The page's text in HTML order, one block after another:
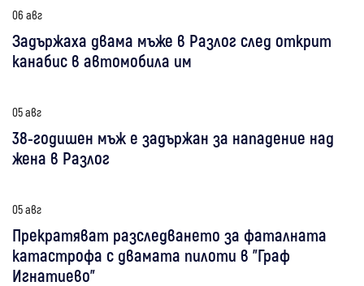
06 авг
Задържаха двама мъже в Разлог след открит
канабис в автомобила им
05 авг
38-годишен мъж е задържан за нападение над
жена в Разлог
05 авг
Прекратяват разследването за фаталната
катастрофа с двамата пилоти в "Граф
Игнатиево"